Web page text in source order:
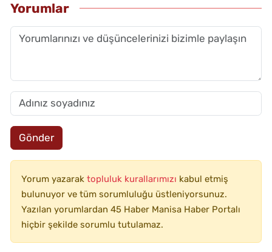
Yorumlar
Gönder
Yorum yazarak topluluk kurallarımızı kabul etmiş
bulunuyor ve tüm sorumluluğu üstleniyorsunuz.
Yazılan yorumlardan 45 Haber Manisa Haber Portalı
hiçbir şekilde sorumlu tutulamaz.